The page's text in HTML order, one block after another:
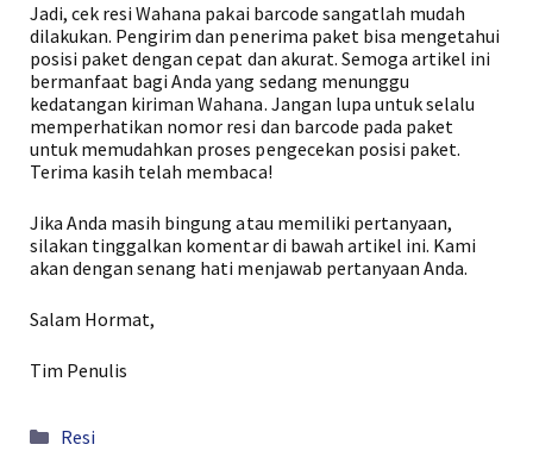
Jadi, cek resi Wahana pakai barcode sangatlah mudah
dilakukan. Pengirim dan penerima paket bisa mengetahui
posisi paket dengan cepat dan akurat. Semoga artikel ini
bermanfaat bagi Anda yang sedang menunggu
kedatangan kiriman Wahana. Jangan lupa untuk selalu
memperhatikan nomor resi dan barcode pada paket
untuk memudahkan proses pengecekan posisi paket.
Terima kasih telah membaca!
Jika Anda masih bingung atau memiliki pertanyaan,
silakan tinggalkan komentar di bawah artikel ini. Kami
akan dengan senang hati menjawab pertanyaan Anda.
Salam Hormat,
Tim Penulis
Kategori
Resi